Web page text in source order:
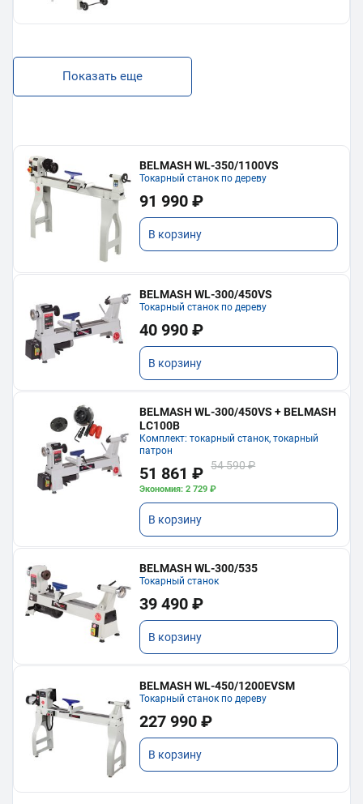
Показать еще
BELMASH WL-350/1100VS
Токарный станок по дереву
91 990 ₽
В корзину
BELMASH WL-300/450VS
Токарный станок по дереву
40 990 ₽
В корзину
BELMASH WL-300/450VS + BELMASH
LC100B
Комплект: токарный станок, токарный
патрон
51 861 ₽ 54 590 ₽
Экономия: 2 729 ₽
В корзину
BELMASH WL-300/535
Токарный станок
39 490 ₽
В корзину
BELMASH WL-450/1200EVSM
Токарный станок по дереву
227 990 ₽
В корзину